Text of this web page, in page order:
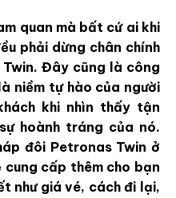
quan mà bất cứ ai khi
phải dừng chân chính
Đây cũng là công
niềm tự hào của người
khi nhìn thấy tận
hoành tráng của nó.
đôi Petronas Twin ở
cung cấp thêm cho bạn
như giá vé, cách đi lại,